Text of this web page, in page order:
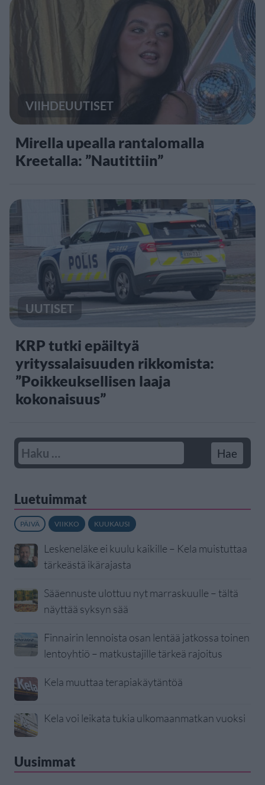
VIIHDEUUTISET
Mirella upealla rantalomalla
Kreetalla: ”Nautittiin”
UUTISET
KRP tutki epäiltyä
yrityssalaisuuden rikkomista:
”Poikkeuksellisen laaja
kokonaisuus”
Luetuimmat
PÄIVÄ VIIKKO KUUKAUSI
Leskeneläke ei kuulu kaikille – Kela muistuttaa
tärkeästä ikärajasta
Sääennuste ulottuu nyt marraskuulle – tältä
näyttää syksyn sää
Finnairin lennoista osan lentää jatkossa toinen
lentoyhtiö – matkustajille tärkeä rajoitus
Kela muuttaa terapiakäytäntöä
Kela voi leikata tukia ulkomaanmatkan vuoksi
Uusimmat